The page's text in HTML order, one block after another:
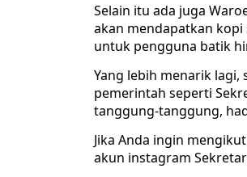
Selain itu ada juga
akan mendapatkan
untuk pengguna batik
Yang lebih menarik
pemerintah seperti
tanggung-tanggung,
Jika Anda ingin
akun instagram